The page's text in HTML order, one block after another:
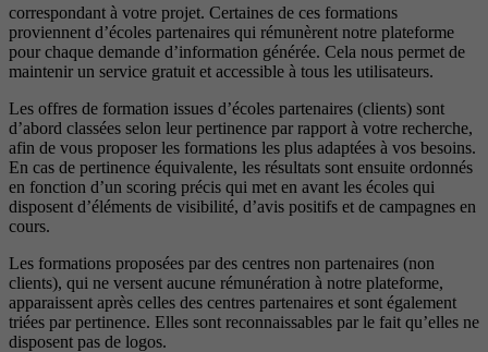
correspondant à votre projet. Certaines de ces formations
proviennent d’écoles partenaires qui rémunèrent notre plateforme
pour chaque demande d’information générée. Cela nous permet de
maintenir un service gratuit et accessible à tous les utilisateurs.
Les offres de formation issues d’écoles partenaires (clients) sont
d’abord classées selon leur pertinence par rapport à votre recherche,
afin de vous proposer les formations les plus adaptées à vos besoins.
En cas de pertinence équivalente, les résultats sont ensuite ordonnés
en fonction d’un scoring précis qui met en avant les écoles qui
disposent d’éléments de visibilité, d’avis positifs et de campagnes en
cours.
Les formations proposées par des centres non partenaires (non
clients), qui ne versent aucune rémunération à notre plateforme,
apparaissent après celles des centres partenaires et sont également
triées par pertinence. Elles sont reconnaissables par le fait qu’elles ne
disposent pas de logos.